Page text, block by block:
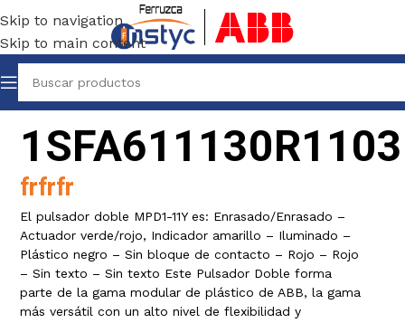
Skip to navigation
Skip to main content
1SFA611130R1103
frfrfr
El pulsador doble MPD1-11Y es: Enrasado/Enrasado –
Actuador verde/rojo, Indicador amarillo – Iluminado –
Plástico negro – Sin bloque de contacto – Rojo – Rojo
– Sin texto – Sin texto Este Pulsador Doble forma
parte de la gama modular de plástico de ABB, la gama
más versátil con un alto nivel de flexibilidad y